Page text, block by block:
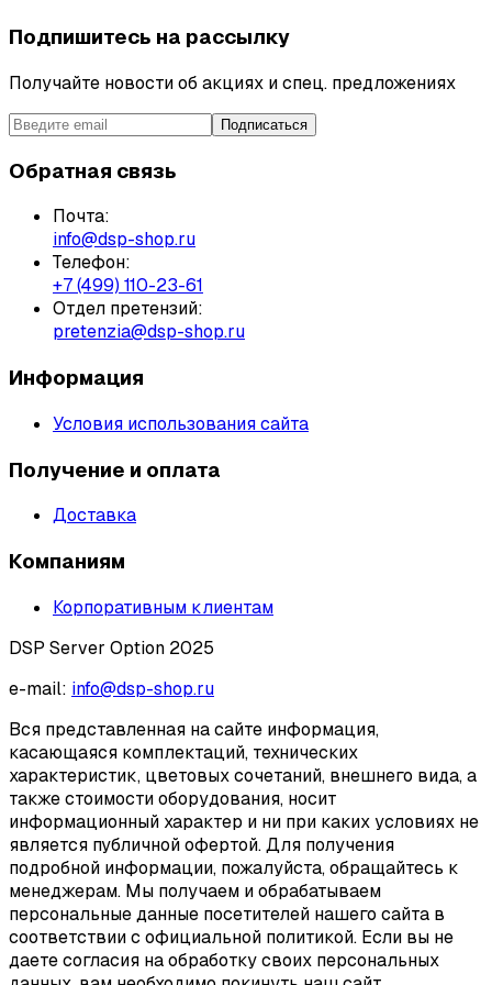
Подпишитесь на рассылку
Получайте новости об акциях и спец. предложениях
Подписаться
Обратная связь
Почта:
info@dsp-shop.ru
Телефон:
+7 (499) 110-23-61
Отдел претензий:
pretenzia@dsp-shop.ru
Информация
Условия использования сайта
Получение и оплата
Доставка
Компаниям
Корпоративным клиентам
DSP Server Option 2025
e-mail: info@dsp-shop.ru
Вся представленная на сайте информация,
касающаяся комплектаций, технических
характеристик, цветовых сочетаний, внешнего вида, а
также стоимости оборудования, носит
информационный характер и ни при каких условиях не
является публичной офертой. Для получения
подробной информации, пожалуйста, обращайтесь к
менеджерам. Мы получаем и обрабатываем
персональные данные посетителей нашего сайта в
соответствии с официальной политикой. Если вы не
даете согласия на обработку своих персональных